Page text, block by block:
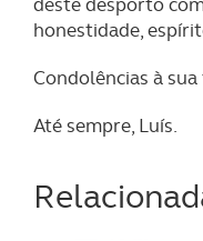
honestidade,
Condolências à
Até sempre, Luís.